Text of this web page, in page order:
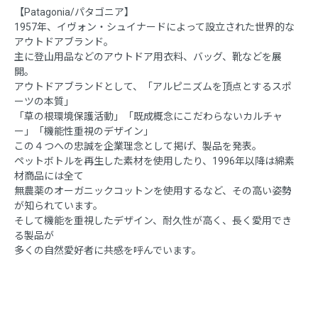
【Patagonia/パタゴニア】
1957年、イヴォン・シュイナードによって設立された世界的な
アウトドアブランド。
主に登山用品などのアウトドア用衣料、バッグ、靴などを展
開。
アウトドアブランドとして、「アルピニズムを頂点とするスポ
ーツの本質」
「草の根環境保護活動」「既成概念にこだわらないカルチャ
ー」「機能性重視のデザイン」
この４つへの忠誠を企業理念として掲げ、製品を発表。
ペットボトルを再生した素材を使用したり、1996年以降は綿素
材商品には全て
無農薬のオーガニックコットンを使用するなど、その高い姿勢
が知られています。
そして機能を重視したデザイン、耐久性が高く、長く愛用でき
る製品が
多くの自然愛好者に共感を呼んでいます。